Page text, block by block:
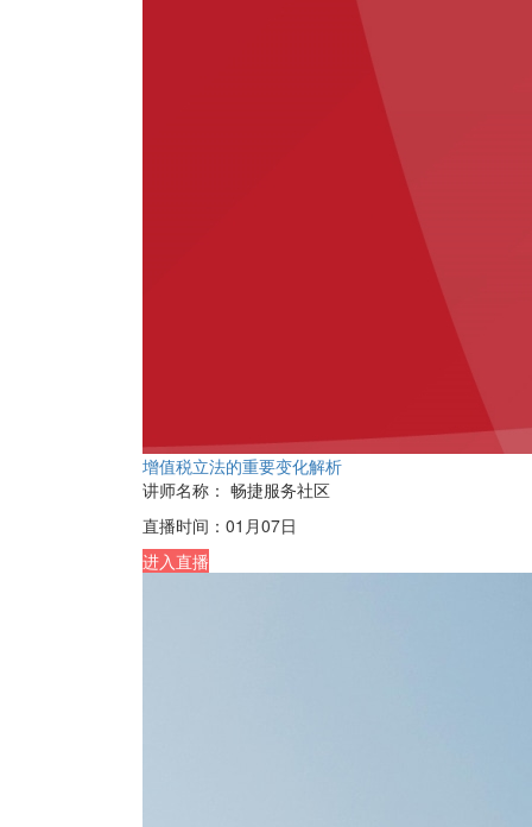
增值税立法的重要变化解析
讲师名称： 畅捷服务社区
直播时间： 01月07日
进入直播